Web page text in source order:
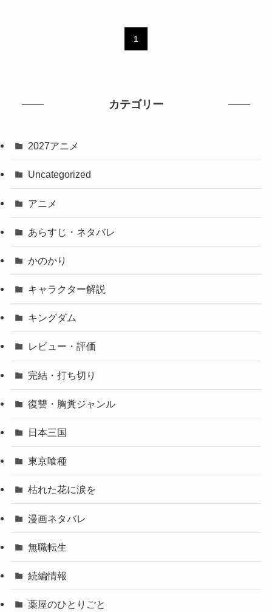
1
カテゴリー
2027アニメ
Uncategorized
アニメ
あらすじ・ネタバレ
かのかり
キャラクター解説
キングダム
レビュー・評価
完結・打ち切り
復讐・胸糞ジャンル
日本三国
東京喰種
枯れた花に涙を
漫画ネタバレ
無職転生
続編情報
薬屋のひとりごと